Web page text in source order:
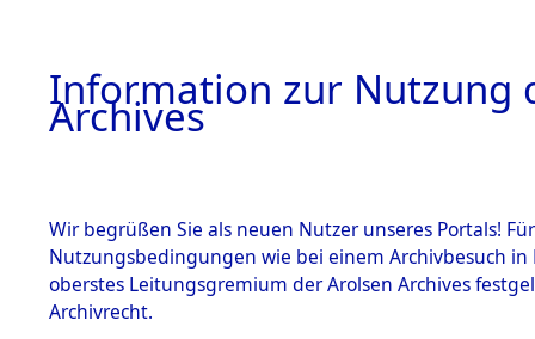
Information zur Nutzung
Archives
Wir begrüßen Sie als neuen Nutzer unseres Portals!
Nutzungsbedingungen wie bei einem Archivbesuch
oberstes Leitungsgremium der Arolsen Archives
Archivrecht.